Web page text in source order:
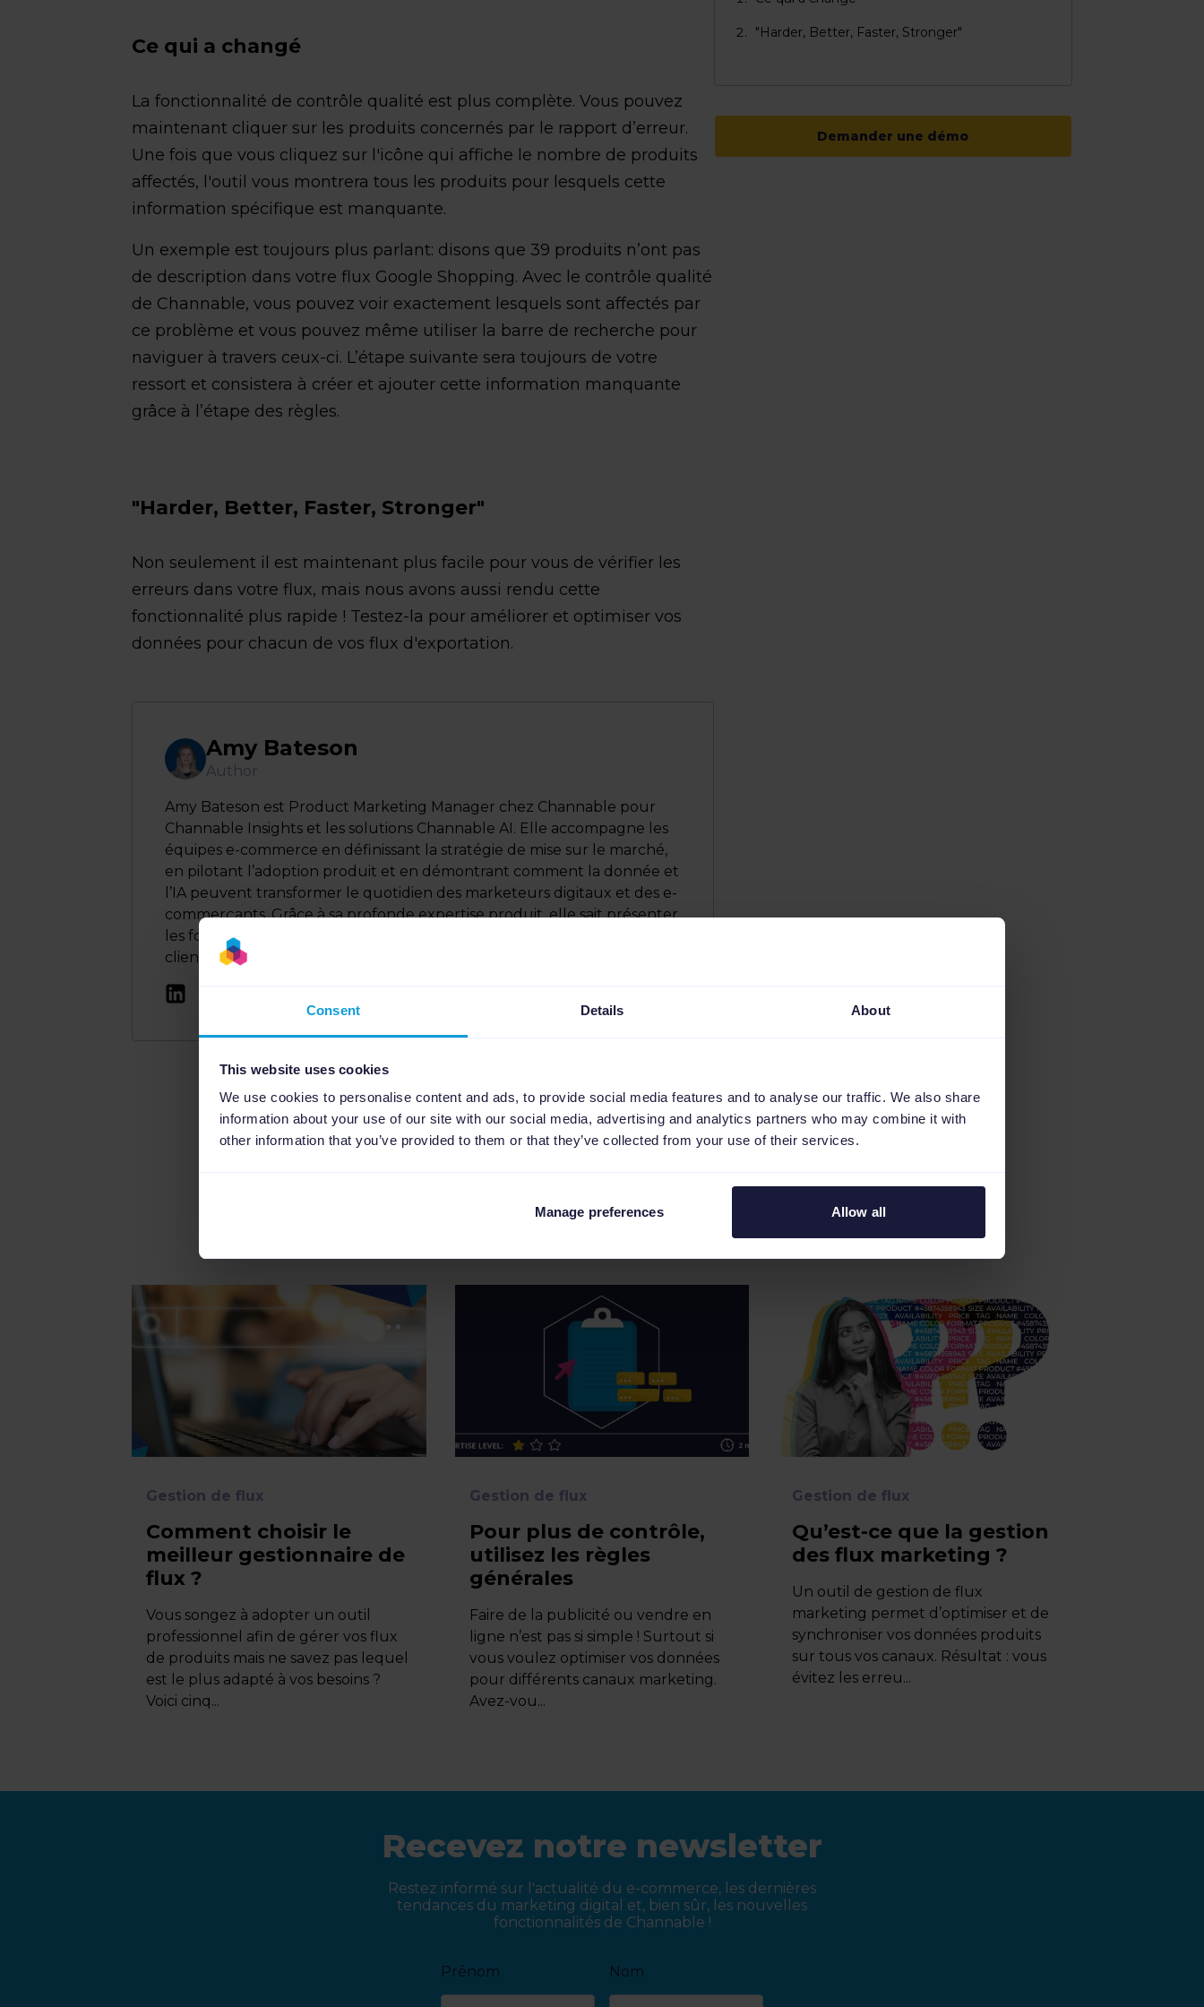
Consent Details About
This website uses cookies
We use cookies to personalise content and ads, to provide social media features and to analyse our traffic. We also share
information about your use of our site with our social media, advertising and analytics partners who may combine it with
other information that you’ve provided to them or that they’ve collected from your use of their services.
Manage preferences Allow all
Ce qui a changé
La fonctionnalité de contrôle qualité est plus complète. Vous pouvez
maintenant cliquer sur les produits concernés par le rapport d’erreur.
Une fois que vous cliquez sur l'icône qui affiche le nombre de produits
affectés, l'outil vous montrera tous les produits pour lesquels cette
information spécifique est manquante.
Un exemple est toujours plus parlant: disons que 39 produits n’ont pas
de description dans votre flux Google Shopping. Avec le contrôle qualité
de Channable, vous pouvez voir exactement lesquels sont affectés par
ce problème et vous pouvez même utiliser la barre de recherche pour
naviguer à travers ceux-ci. L’étape suivante sera toujours de votre
ressort et consistera à créer et ajouter cette information manquante
grâce à l’étape des règles.
"Harder, Better, Faster, Stronger"
Non seulement il est maintenant plus facile pour vous de vérifier les
erreurs dans votre flux, mais nous avons aussi rendu cette
fonctionnalité plus rapide ! Testez-la pour améliorer et optimiser vos
données pour chacun de vos flux d'exportation.
Amy Bateson
Author
Amy Bateson est Product Marketing Manager chez Channable pour
Channable Insights et les solutions Channable AI. Elle accompagne les
équipes e-commerce en définissant la stratégie de mise sur le marché,
en pilotant l’adoption produit et en démontrant comment la donnée et
l’IA peuvent transformer le quotidien des marketeurs digitaux et des e-
commerçants. Grâce à sa profonde expertise produit, elle sait présenter
les fonctionnalités et solutions de manière claire et pertinente pour les
clients.
"Harder, Better, Faster, Stronger"
Demander une démo
Cet article est également disponible en : EN , NL, DE, ES.
Ces articles pourraient aussi vous intéresser
Gestion de flux
Comment choisir le
meilleur gestionnaire de
flux ?
Vous songez à adopter un outil
professionnel afin de gérer vos flux
de produits mais ne savez pas lequel
est le plus adapté à vos besoins ?
Voici cinq...
Gestion de flux
Pour plus de contrôle,
utilisez les règles
générales
Faire de la publicité ou vendre en
ligne n’est pas si simple ! Surtout si
vous voulez optimiser vos données
pour différents canaux marketing.
Avez-vou...
Gestion de flux
Qu’est-ce que la gestion
des flux marketing ?
Un outil de gestion de flux
marketing permet d’optimiser et de
synchroniser vos données produits
sur tous vos canaux. Résultat : vous
évitez les erreu...
Recevez notre newsletter
Restez informé sur l'actualité du e-commerce, les dernières
tendances du marketing digital et, bien sûr, les nouvelles
fonctionnalités de Channable !
Prénom Nom